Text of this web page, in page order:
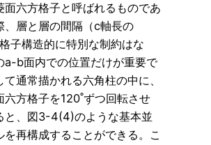
面六方格子と呼ばれるものであ
、層と層の間隔（c軸長の
子構造的に特別な制約はな
a-b面内での位置だけが重要で
て通常描かれる六角柱の中に、
六方格子を120˚ずつ回転させ
と、図3-4(4)のような基本並
を再構成することができる。こ